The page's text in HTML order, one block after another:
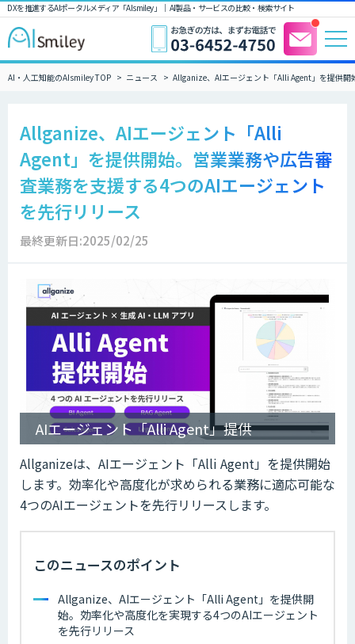
DXを推進するAIポータルメディア「AIsmiley」｜ AI製品・サービスの比較・検索サイト
AI・人工知能のAIsmiley TOP ニュース Allganize、AIエージェント「Alli Agent」を提供
Allganize、AIエージェント「Alli
Agent」を提供開始。営業業務や広告審
査業務を支援する4つのAIエージェント
を先行リリース
最終更新日:2025/02/25
AIエージェント「Alli Agent」提供
Allganizeは、AIエージェント「Alli Agent」を提供開始
します。効率化や高度化が求められる業務に適応可能な
4つのAIエージェントを先行リリースします。
このニュースのポイント
Allganize、AIエージェント「Alli Agent」を提供開
始。効率化や高度化を実現する4つのAIエージェント
を先行リリース